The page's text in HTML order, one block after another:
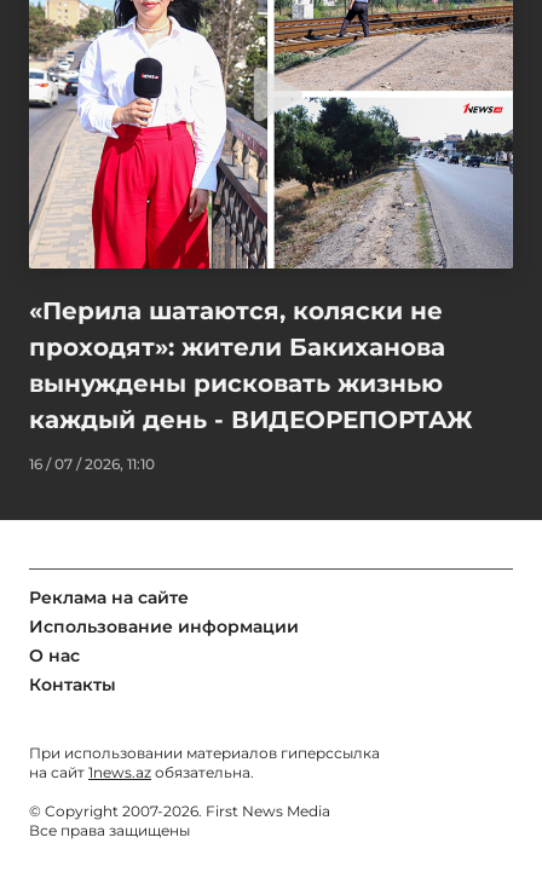
«Перила шатаются, коляски не
проходят»: жители Бакиханова
вынуждены рисковать жизнью
каждый день - ВИДЕОРЕПОРТАЖ
16 / 07 / 2026, 11:10
Реклама на сайте
Использование информации
О нас
Контакты
При использовании материалов гиперссылка
на сайт 1news.az обязательна.
© Copyright 2007-2026. First News Media
Все права защищены